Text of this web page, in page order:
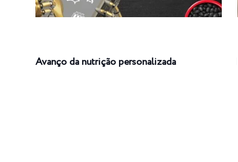
Avanço da nutrição personalizada